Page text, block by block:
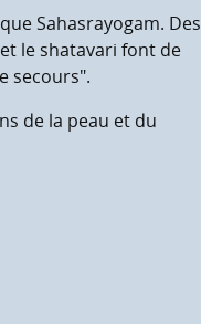
Sahasrayogam. Des
le shatavari font de
secours".
de la peau et du